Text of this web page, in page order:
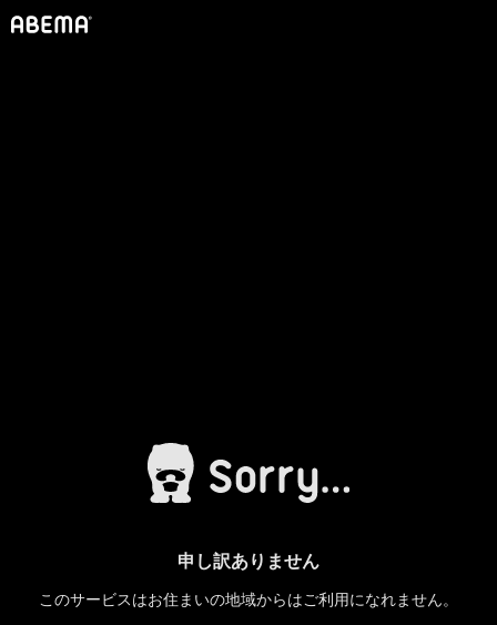
申し訳ありません
このサービスはお住まいの地域からはご利用になれません。